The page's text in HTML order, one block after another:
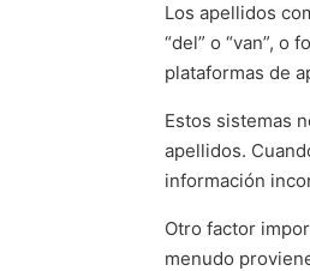
Los apellidos
“del” o “van”,
plataformas de
Estos sistemas
apellidos.
información
Otro factor
menudo